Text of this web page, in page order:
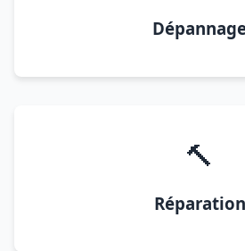
🔨
Réparation